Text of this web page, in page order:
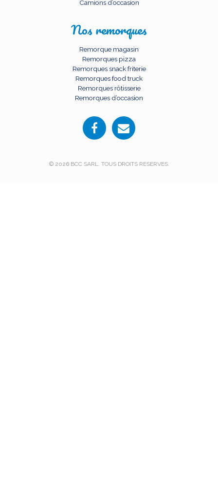
Camions d’occasion
Nos remorques
Remorque magasin
Remorques pizza
Remorques snack friterie
Remorques food truck
Remorques rôtisserie
Remorques d’occasion
© 2026 BCC SARL. TOUS DROITS RESERVES.